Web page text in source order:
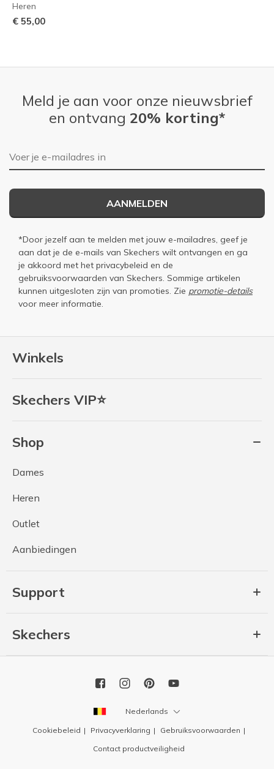
Heren
€ 55,00
Winkels
Skechers VIP⭐
Shop
Dames
Heren
Outlet
Aanbiedingen
Support
Skechers
Meld je aan voor onze nieuwsbrief
en ontvang 20% korting*
E-mailadres
AANMELDEN
*Door jezelf aan te melden met jouw e-mailadres, geef je
aan dat je de e-mails van Skechers wilt ontvangen en ga
je akkoord met het privacybeleid en de
gebruiksvoorwaarden van Skechers. Sommige artikelen
kunnen uitgesloten zijn van promoties. Zie promotie-details
voor meer informatie.
Nederlands
Cookiebeleid Privacyverklaring
Gebruiksvoorwaarden
Contact productveiligheid